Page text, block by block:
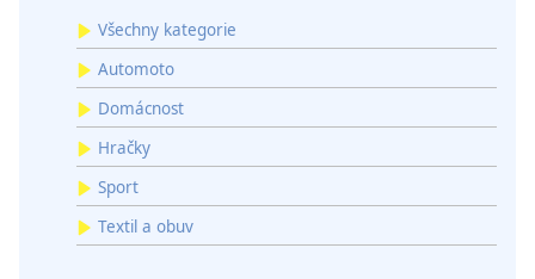
analýzy. Partneři tyto údaje mohou zkombinovat s
dalšími informacemi, které jste jim poskytli nebo které
získali v důsledku toho, že používáte jejich služby.
Všechny kategorie
Automoto
Domácnost
Hračky
Sport
Textil a obuv